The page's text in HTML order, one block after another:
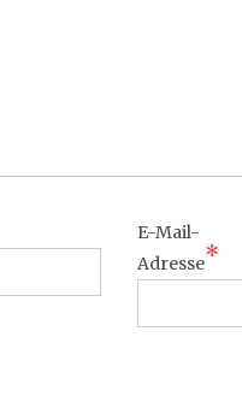
E-Mail-
Adresse*